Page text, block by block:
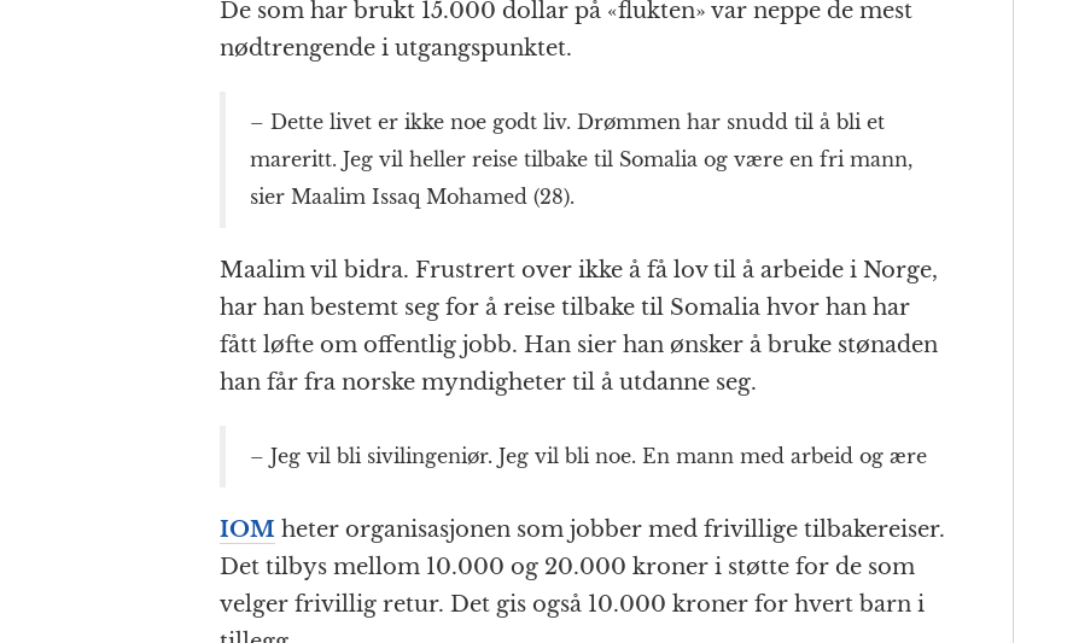
k r
De som har brukt 15.000 dollar på «flukten» var neppe de mest
nødtrengende i utgangspunktet.
– Dette livet er ikke noe godt liv. Drømmen har snudd til å bli et
mareritt. Jeg vil heller reise tilbake til Somalia og være en fri mann,
sier Maalim Issaq Mohamed (28).
Maalim vil bidra. Frustrert over ikke å få lov til å arbeide i Norge,
har han bestemt seg for å reise tilbake til Somalia hvor han har
fått løfte om offentlig jobb. Han sier han ønsker å bruke stønaden
han får fra norske myndigheter til å utdanne seg.
– Jeg vil bli sivilingeniør. Jeg vil bli noe. En mann med arbeid og ære
IOM heter organisasjonen som jobber med frivillige tilbakereiser.
Det tilbys mellom 10.000 og 20.000 kroner i støtte for de som
velger frivillig retur. Det gis også 10.000 kroner for hvert barn i